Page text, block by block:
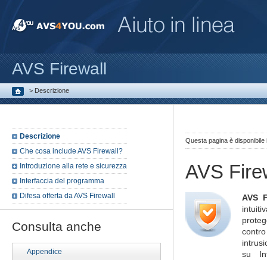
AVS Firewall
> Descrizione
Questa pagina è
AVS
AVS
su
Descrizione
Che cosa include AVS Firewall?
Introduzione alla rete e sicurezza
Interfaccia del programma
Difesa offerta da AVS Firewall
Consulta anche
Appendice